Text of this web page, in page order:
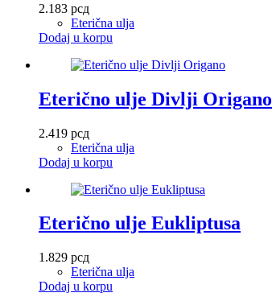
2.183 рсд
Eterična ulja
Dodaj u korpu
Eterično ulje Divlji Origano
2.419 рсд
Eterična ulja
Dodaj u korpu
Eterično ulje Eukliptusa
1.829 рсд
Eterična ulja
Dodaj u korpu